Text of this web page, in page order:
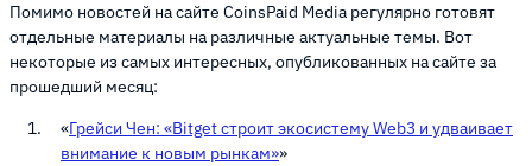
Помимо новостей на сайте CoinsPaid Media регулярно готовят
отдельные материалы на различные актуальные темы. Вот
некоторые из самых интересных, опубликованных на сайте за
прошедший месяц:
«Грейси Чен: «Bitget строит экосистему Web3 и удваивает
внимание к новым рынкам»»